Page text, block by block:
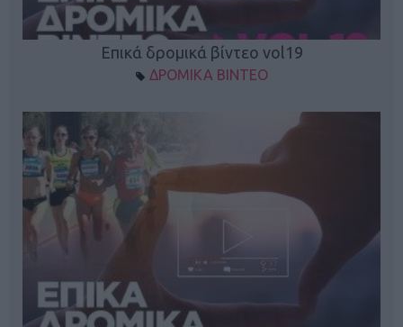
Επικά δρομικά βίντεο vol19
ΔΡΟΜΙΚΑ ΒΙΝΤΕΟ